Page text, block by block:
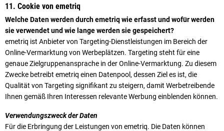
11. Cookie von emetriq
Welche Daten werden durch emetriq wie erfasst und wofür werden
sie verwendet und wie lange werden sie gespeichert?
emetriq ist Anbieter von Targeting-Dienstleistungen im Bereich der
Online-Vermarktung von Werbeplätzen. Targeting steht für eine
genaue Zielgruppenansprache in der Online-Vermarktung. Zu diesem
Zwecke betreibt emetriq einen Datenpool, dessen Ziel es ist, die
Qualität von Targeting signifikant zu steigern, damit Werbetreibende
Ihnen gemäß Ihren Interessen relevante Werbung einblenden können.
Verwendungszweck der Daten
Für die Erbringung der Leistungen von emetriq. Die Daten können